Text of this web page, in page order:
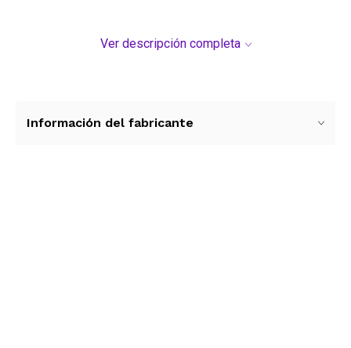
Ver descripción completa
Información del fabricante